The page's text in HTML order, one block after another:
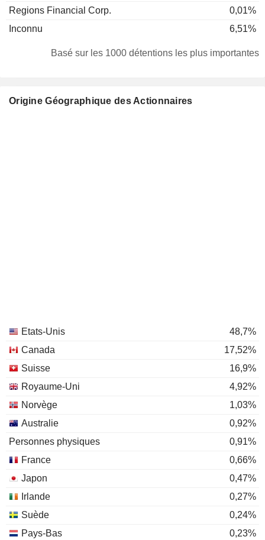
Regions Financial Corp.
0,01%
Inconnu
6,51%
Basé sur les 1000 détentions les plus importantes
Origine Géographique des Actionnaires
Etats-Unis
48,7%
Canada
17,52%
Suisse
16,9%
Royaume-Uni
4,92%
Norvège
1,03%
Australie
0,92%
Personnes physiques
0,91%
France
0,66%
Japon
0,47%
Irlande
0,27%
Suède
0,24%
Pays-Bas
0,23%